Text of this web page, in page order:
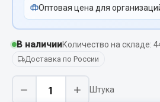
Аптечки и знаки автомобильные
Брызговики
Вентиляторы кабины
Вымпела
Оптовая цена для
В наличииКоличество на складе:
Доставка по России
− + Штука